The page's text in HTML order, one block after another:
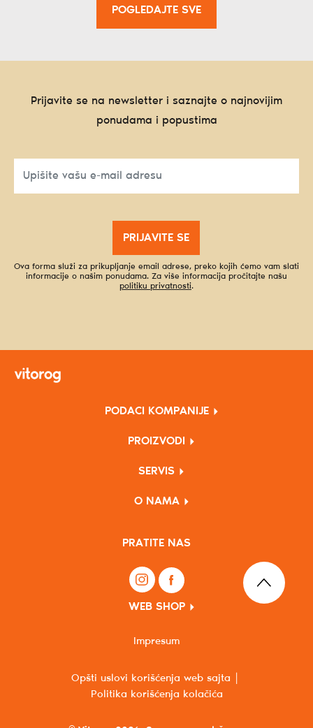
POGLEDAJTE SVE
Prijavite se na newsletter i saznajte o najnovijim
ponudama i popustima
PRIJAVITE SE
Ova forma služi za prikupljanje email adrese, preko kojih ćemo vam slati
informacije o našim ponudama. Za više informacija pročitajte našu
politiku privatnosti.
PODACI KOMPANIJE
PROIZVODI
SERVIS
O NAMA
PRATITE NAS
WEB SHOP
Opšti uslovi korišćenja web sajta
Politika korišćenja kolačića
Impresum